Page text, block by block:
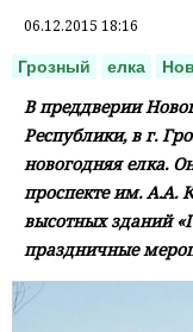
06.12.2015 18:16
Грозный елка
В преддверии
Республики, в г.
новогодняя елка.
проспекте им. А.А.
высотных зданий
праздничные